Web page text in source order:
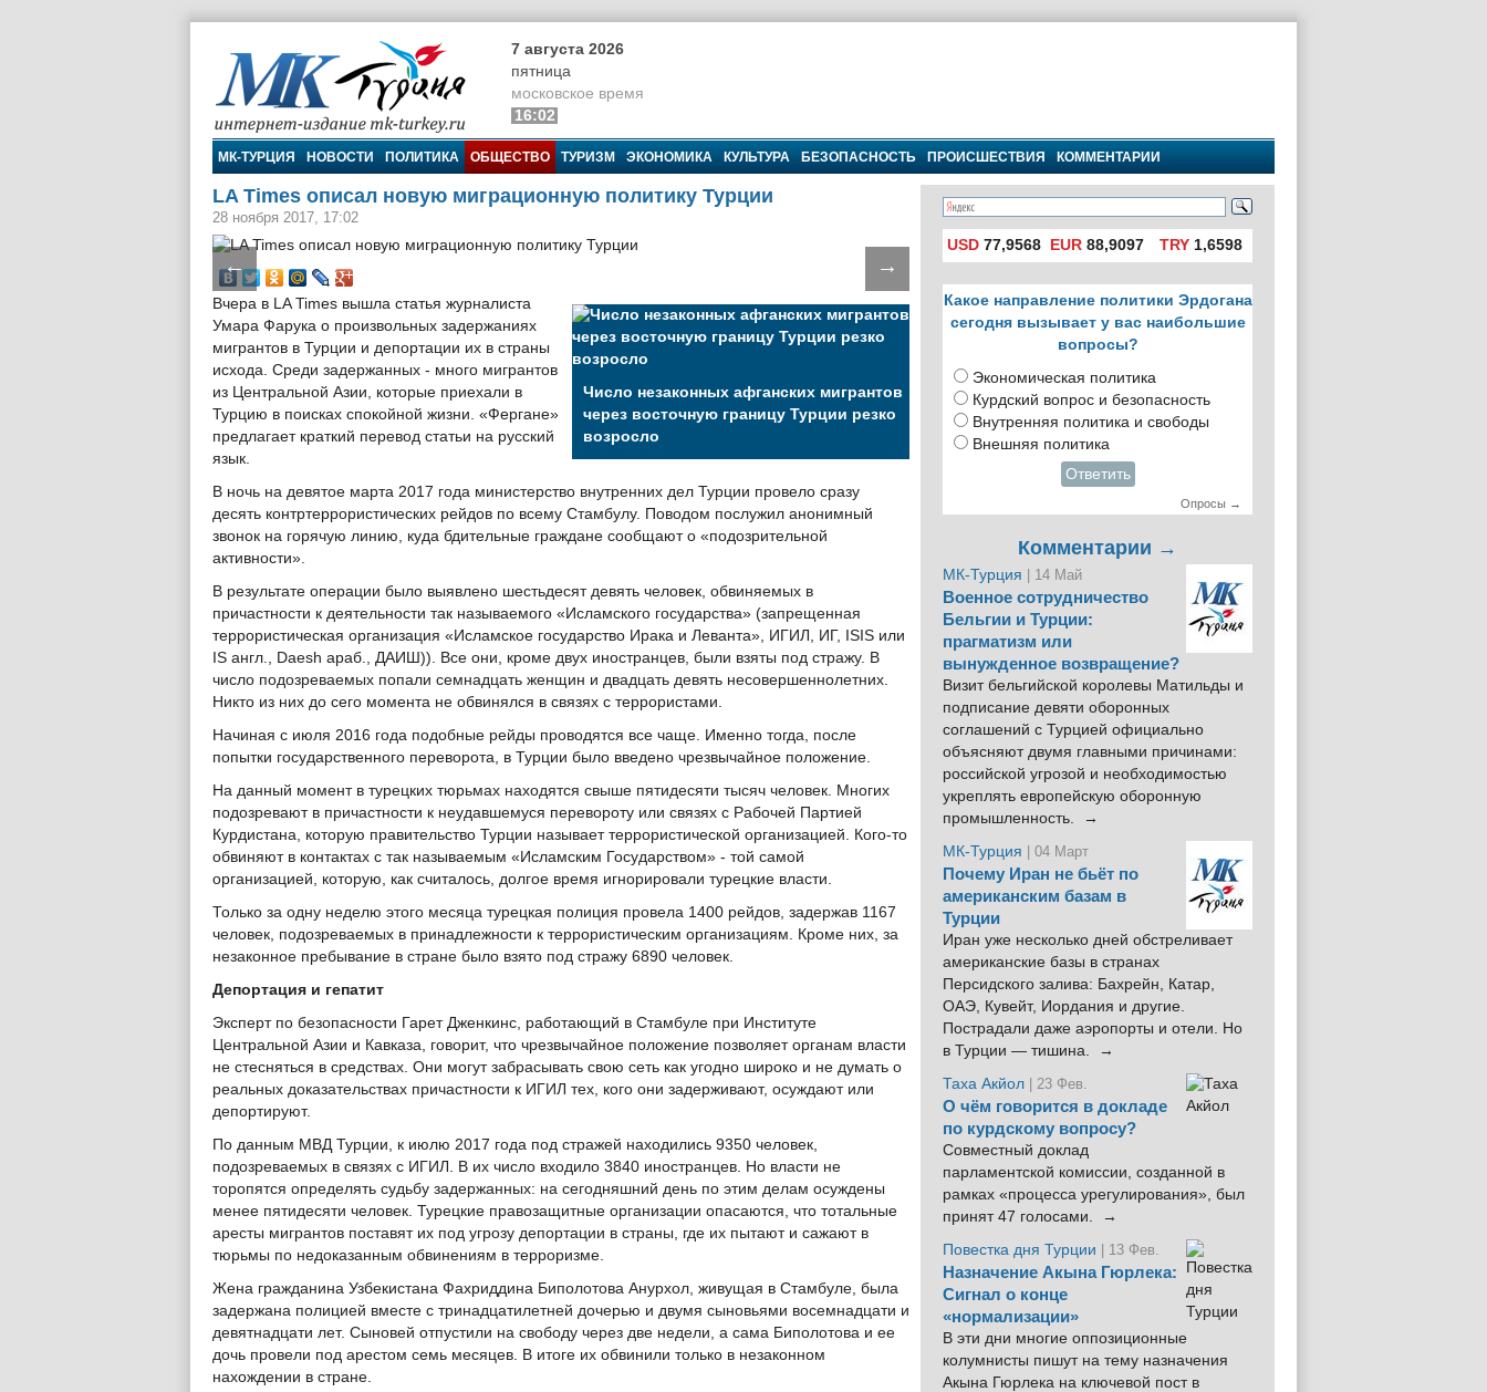
МК-Турция
7 августа 2026
пятница
московское время
16:02
МК-ТУРЦИЯ НОВОСТИ ПОЛИТИКА ОБЩЕСТВО ТУРИЗМ ЭКОНОМИКА КУЛЬТУРА БЕЗОПАСНОСТЬ ПРОИСШЕСТВИЯ КОММЕНТАРИИ
LA Times описал новую миграционную политику Турции
28 ноября 2017, 17:02
← →
Число незаконных афганских мигрантов
через восточную границу Турции резко
возросло
Вчера в LA Times вышла статья журналиста
Умара Фарука о произвольных задержаниях
мигрантов в Турции и депортации их в страны
исхода. Среди задержанных - много мигрантов
из Центральной Азии, которые приехали в
Турцию в поисках спокойной жизни. «Фергане»
предлагает краткий перевод статьи на русский
язык.
В ночь на девятое марта 2017 года министерство внутренних дел Турции провело сразу
десять контртеррористических рейдов по всему Стамбулу. Поводом послужил анонимный
звонок на горячую линию, куда бдительные граждане сообщают о «подозрительной
активности».
В результате операции было выявлено шестьдесят девять человек, обвиняемых в
причастности к деятельности так называемого «Исламского государства» (запрещенная
террористическая организация «Исламское государство Ирака и Леванта», ИГИЛ, ИГ, ISIS или
IS англ., Daesh араб., ДАИШ)). Все они, кроме двух иностранцев, были взяты под стражу. В
число подозреваемых попали семнадцать женщин и двадцать девять несовершеннолетних.
Никто из них до сего момента не обвинялся в связях с террористами.
Начиная с июля 2016 года подобные рейды проводятся все чаще. Именно тогда, после
попытки государственного переворота, в Турции было введено чрезвычайное положение.
На данный момент в турецких тюрьмах находятся свыше пятидесяти тысяч человек. Многих
подозревают в причастности к неудавшемуся перевороту или связях с Рабочей Партией
Курдистана, которую правительство Турции называет террористической организацией. Кого-то
обвиняют в контактах с так называемым «Исламским Государством» - той самой
организацией, которую, как считалось, долгое время игнорировали турецкие власти.
Только за одну неделю этого месяца турецкая полиция провела 1400 рейдов, задержав 1167
человек, подозреваемых в принадлежности к террористическим организациям. Кроме них, за
незаконное пребывание в стране было взято под стражу 6890 человек.
Депортация и гепатит
Эксперт по безопасности Гарет Дженкинс, работающий в Стамбуле при Институте
Центральной Азии и Кавказа, говорит, что чрезвычайное положение позволяет органам власти
не стесняться в средствах. Они могут забрасывать свою сеть как угодно широко и не думать о
реальных доказательствах причастности к ИГИЛ тех, кого они задерживают, осуждают или
депортируют.
По данным МВД Турции, к июлю 2017 года под стражей находились 9350 человек,
подозреваемых в связях с ИГИЛ. В их число входило 3840 иностранцев. Но власти не
торопятся определять судьбу задержанных: на сегодняшний день по этим делам осуждены
менее пятидесяти человек. Турецкие правозащитные организации опасаются, что тотальные
аресты мигрантов поставят их под угрозу депортации в страны, где их пытают и сажают в
тюрьмы по недоказанным обвинениям в терроризме.
Жена гражданина Узбекистана Фахриддина Биполотова Анурхол, живущая в Стамбуле, была
задержана полицией вместе с тринадцатилетней дочерью и двумя сыновьями восемнадцати и
девятнадцати лет. Сыновей отпустили на свободу через две недели, а сама Биполотова и ее
дочь провели под арестом семь месяцев. В итоге их обвинили только в незаконном
нахождении в стране.
USD 77,9568 EUR 88,9097 TRY1,6598
Какое направление политики Эрдогана
сегодня вызывает у вас наибольшие
вопросы?
Экономическая политика
Курдский вопрос и безопасность
Внутренняя политика и свободы
Внешняя политика
Ответить
Опросы →
Комментарии →
МК-Турция | 14 Май
Военное сотрудничество
Бельгии и Турции:
прагматизм или
вынужденное возвращение?
Визит бельгийской королевы Матильды и
подписание девяти оборонных
соглашений с Турцией официально
объясняют двумя главными причинами:
российской угрозой и необходимостью
укреплять европейскую оборонную
промышленность. →
МК-Турция
| 04 Март
Почему Иран не бьёт по
американским базам в
Турции
Иран уже несколько дней обстреливает
американские базы в странах
Персидского залива: Бахрейн, Катар,
ОАЭ, Кувейт, Иордания и другие.
Пострадали даже аэропорты и отели. Но
в Турции — тишина. →
Таха Акйол | 23 Фев.
О чём говорится в докладе
по курдскому вопросу?
Совместный доклад
парламентской комиссии, созданной в
рамках «процесса урегулирования», был
принят 47 голосами. →
Повестка дня Турции
| 13 Фев.
Назначение Акына Гюрлека:
Сигнал о конце
«нормализации»
В эти дни многие оппозиционные
колумнисты пишут на тему назначения
Акына Гюрлека на ключевой пост в